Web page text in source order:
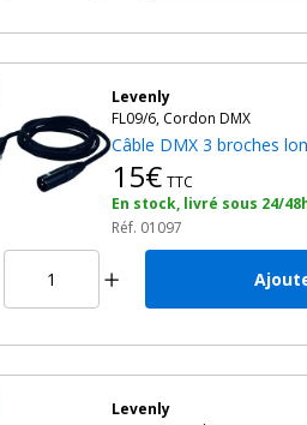
Levenly
FL09/6, Cordon DMX
Câble DMX 3 broches
15€ TTC
En stock, livré sous 24/
Réf. 01097
Levenly